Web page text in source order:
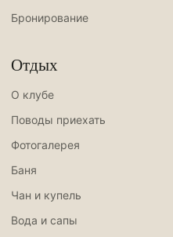
Бронирование
Отдых
О клубе
Поводы приехать
Фотогалерея
Баня
Чан и купель
Вода и сапы